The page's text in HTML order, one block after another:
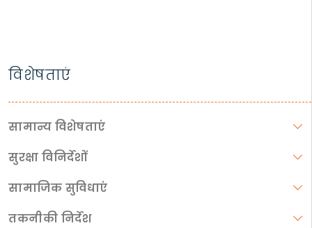
विशेषताएं
सामान्य विशेषताएं
सुरक्षा विनिर्देशों
सामाजिक सुविधाएं
तकनीकी निर्देश